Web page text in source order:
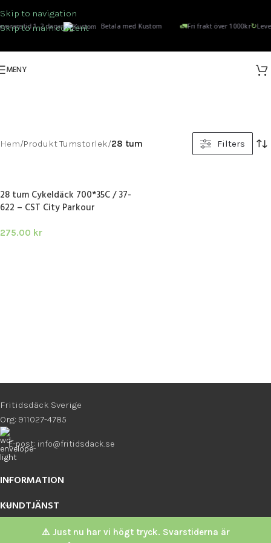
⚠️ Just nu har vi högt tryck. Svarstiderna är
Skip to navigation
Skip to main content
1–2 dagar Betala med Kustom 🚛Fri frakt över 1000kr↻
MENY
Hem/Produkt Tumstorlek/28 tum Filters
28 tum Cykeldäck 700*35C / 37-
622 – CST City Parkour
275.00 kr
Fritidsdäck Sverige
Org: 911027-4785
E-post: info@fritidsdack.se
INFORMATION
KUNDTJÄNST
POPULÄRA KATEGORIER